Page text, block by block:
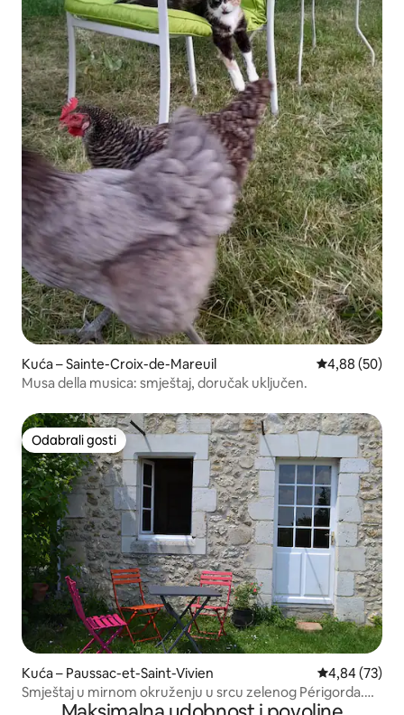
Kuća – Sainte-Croix-de-Mareuil Prosječna
4,88 (50)
Musa della musica: smještaj, doručak uključen.
Odabrali gosti
Odabrali gosti
Kuća – Paussac-et-Saint-Vivien Prosječna
4,84 (73)
Smještaj u mirnom okruženju u srcu zelenog Périgorda.